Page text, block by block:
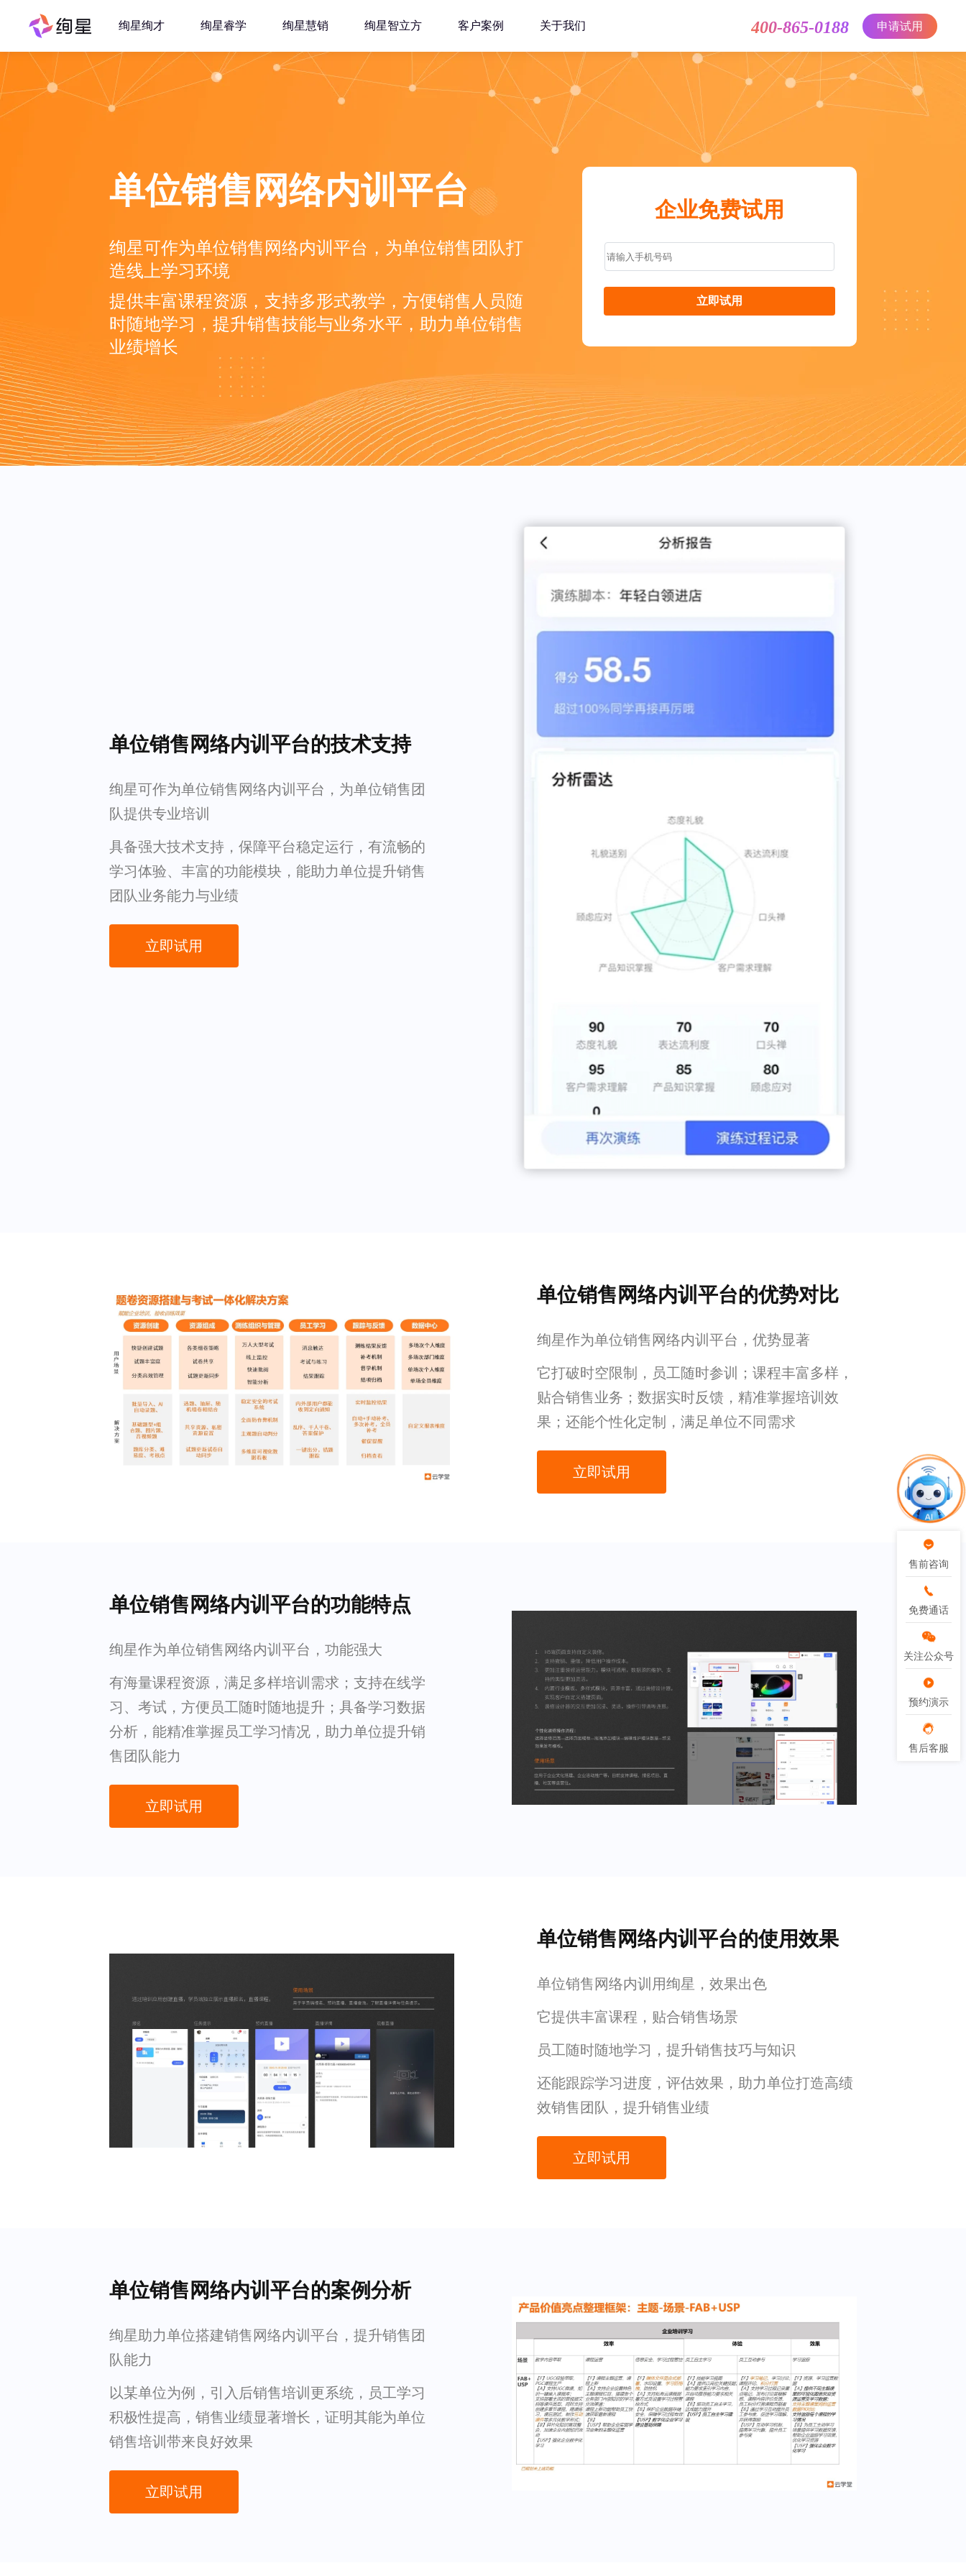
绚星绚才 绚星睿学 绚星慧销 绚星智立方 客户案例 关于我们 400-865-0188 申请试用
售前咨询
免费通话
关注公众号
预约演示
售后客服
单位销售网络内训平台
绚星可作为单位销售网络内训平台，为单位销售团队打
造线上学习环境
提供丰富课程资源，支持多形式教学，方便销售人员随
时随地学习，提升销售技能与业务水平，助力单位销售
业绩增长
企业免费试用
立即试用
单位销售网络内训平台的技术支持
绚星可作为单位销售网络内训平台，为单位销售团
队提供专业培训
具备强大技术支持，保障平台稳定运行，有流畅的
学习体验、丰富的功能模块，能助力单位提升销售
团队业务能力与业绩
立即试用
单位销售网络内训平台的优势对比
绚星作为单位销售网络内训平台，优势显著
它打破时空限制，员工随时参训；课程丰富多样，
贴合销售业务；数据实时反馈，精准掌握培训效
果；还能个性化定制，满足单位不同需求
立即试用
单位销售网络内训平台的功能特点
绚星作为单位销售网络内训平台，功能强大
有海量课程资源，满足多样培训需求；支持在线学
习、考试，方便员工随时随地提升；具备学习数据
分析，能精准掌握员工学习情况，助力单位提升销
售团队能力
立即试用
单位销售网络内训平台的使用效果
单位销售网络内训用绚星，效果出色
它提供丰富课程，贴合销售场景
员工随时随地学习，提升销售技巧与知识
还能跟踪学习进度，评估效果，助力单位打造高绩
效销售团队，提升销售业绩
立即试用
单位销售网络内训平台的案例分析
绚星助力单位搭建销售网络内训平台，提升销售团
队能力
以某单位为例，引入后销售培训更系统，员工学习
积极性提高，销售业绩显著增长，证明其能为单位
销售培训带来良好效果
立即试用
售前咨询
免费通话
关注公众号
预约演示
售后客服